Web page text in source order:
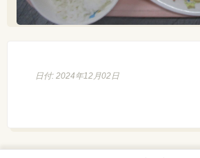
日付: 2024年12月02日